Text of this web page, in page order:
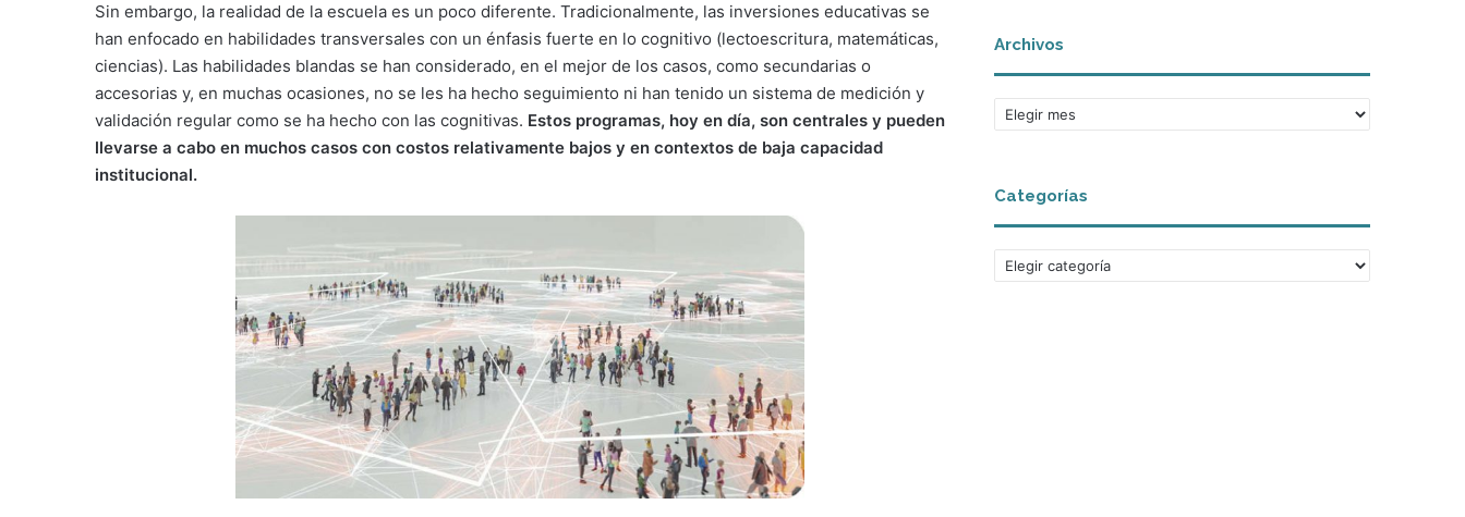
Sin embargo, la realidad de la escuela es un poco diferente. Tradicionalmente, las inversiones educativas se
han enfocado en habilidades transversales con un énfasis fuerte en lo cognitivo (lectoescritura, matemáticas,
ciencias). Las habilidades blandas se han considerado, en el mejor de los casos, como secundarias o
accesorias y, en muchas ocasiones, no se les ha hecho seguimiento ni han tenido un sistema de medición y
validación regular como se ha hecho con las cognitivas. Estos programas, hoy en día, son centrales y pueden
llevarse a cabo en muchos casos con costos relativamente bajos y en contextos de baja capacidad
institucional.
Archivos
Archivos
Categorías
Categorías